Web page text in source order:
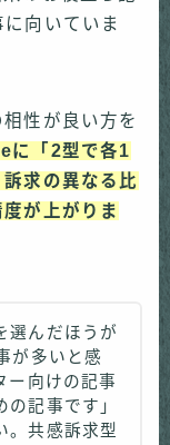
向いていま
性が良い方を
「2型で各1
求の異なる比
が上がりま
選んだほうが
が多いと感
ー向けの記事
記事です」
。共感訴求型